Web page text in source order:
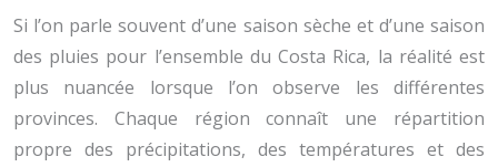
Si l’on parle souvent d’une saison sèche et d’une saison
des pluies pour l’ensemble du Costa Rica, la réalité est
plus nuancée lorsque l’on observe les différentes
provinces. Chaque région connaît une répartition
propre des précipitations, des températures et des